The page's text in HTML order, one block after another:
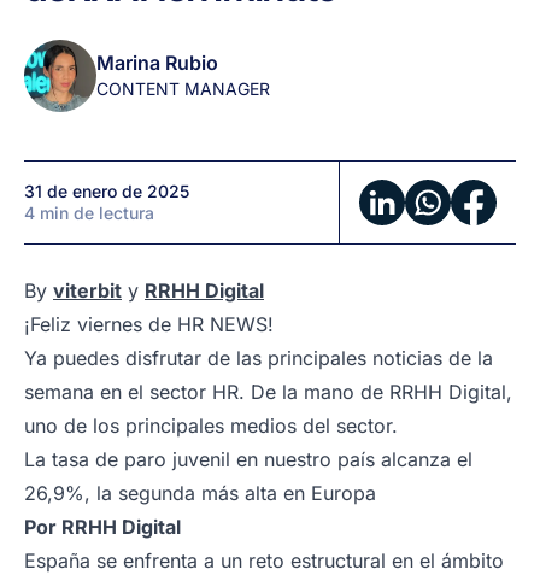
enero:
Noticias
de
en
1
minuto
Marina Rubio
CONTENT MANAGER
31 de enero de 2025
4 min de lectura
By viterbit y RRHH Digital
¡Feliz viernes de HR NEWS!
Ya puedes disfrutar de las principales noticias de la
semana en el sector HR. De la mano de RRHH Digital,
uno de los principales medios del sector.
La tasa de paro juvenil en nuestro país alcanza el
26,9%, la segunda más alta en Europa
Por RRHH Digital
España se enfrenta a un reto estructural en el ámbito